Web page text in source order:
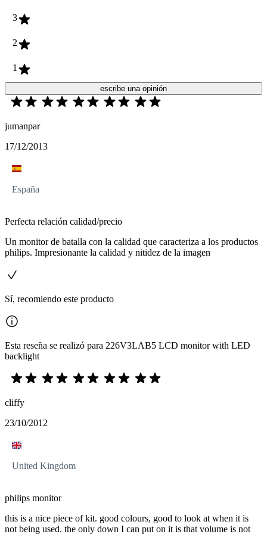
3
2
1
escribe una opinión
jumanpar
17/12/2013
España
Perfecta relación calidad/precio
Un monitor de batalla con la calidad que caracteriza a los productos
philips. Impresionante la calidad y nitidez de la imagen
Sí, recomiendo este producto
Esta reseña se realizó para 226V3LAB5 LCD monitor with LED
backlight
cliffy
23/10/2012
United Kingdom
philips monitor
this is a nice piece of kit. good colours, good to look at when it is
not being used. the only down I can put on it is that volume is not